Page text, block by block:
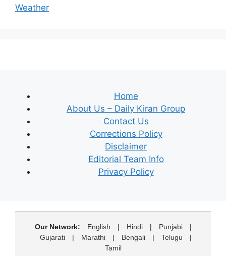
Weather
Home
About Us – Daily Kiran Group
Contact Us
Corrections Policy
Disclaimer
Editorial Team Info
Privacy Policy
Our Network: English | Hindi | Punjabi
|
Gujarati
| Marathi | Bengali | Telugu
|
Tamil